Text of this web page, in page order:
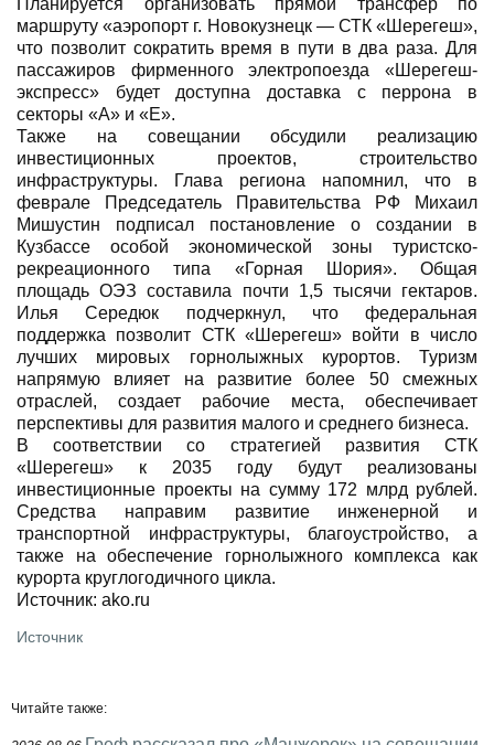
Планируется организовать прямой трансфер по
маршруту «аэропорт г. Новокузнецк — СТК «Шерегеш»,
что позволит сократить время в пути в два раза. Для
пассажиров фирменного электропоезда «Шерегеш-
экспресс» будет доступна доставка с перрона в
секторы «А» и «Е».
Также на совещании обсудили реализацию
инвестиционных проектов, строительство
инфраструктуры. Глава региона напомнил, что в
феврале Председатель Правительства РФ Михаил
Мишустин подписал постановление о создании в
Кузбассе особой экономической зоны туристско-
рекреационного типа «Горная Шория». Общая
площадь ОЭЗ составила почти 1,5 тысячи гектаров.
Илья Середюк подчеркнул, что федеральная
поддержка позволит СТК «Шерегеш» войти в число
лучших мировых горнолыжных курортов. Туризм
напрямую влияет на развитие более 50 смежных
отраслей, создает рабочие места, обеспечивает
перспективы для развития малого и среднего бизнеса.
В соответствии со стратегией развития СТК
«Шерегеш» к 2035 году будут реализованы
инвестиционные проекты на сумму 172 млрд рублей.
Средства направим развитие инженерной и
транспортной инфраструктуры, благоустройство, а
также на обеспечение горнолыжного комплекса как
курорта круглогодичного цикла.
Источник: ako.ru
Источник
Читайте также: